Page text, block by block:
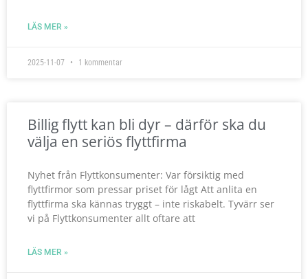
LÄS MER »
2025-11-07 1 kommentar
Billig flytt kan bli dyr – därför ska du
välja en seriös flyttfirma
Nyhet från Flyttkonsumenter: Var försiktig med
flyttfirmor som pressar priset för lågt Att anlita en
flyttfirma ska kännas tryggt – inte riskabelt. Tyvärr ser
vi på Flyttkonsumenter allt oftare att
LÄS MER »